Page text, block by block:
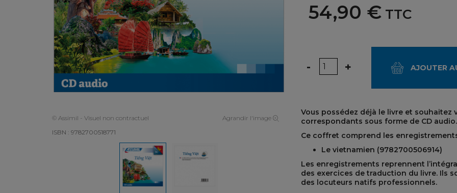
© Assimil - Visuel non contractuel
Agrandir l'image
ISBN : 9782700518771
54,90 €TTC
Quantité
- + AJOUTER
Vous possédez déjà le livre et
correspondants sous forme de CD audio.
Ce coffret comprend les
Le vietnamien (9782700506914)
Les enregistrements reprennent
des exercices de traduction du livre. Ils
des locuteurs natifs professionnels.